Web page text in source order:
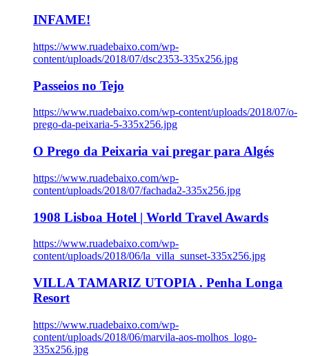
INFAME!
https://www.ruadebaixo.com/wp-
content/uploads/2018/07/dsc2353-335x256.jpg
Passeios no Tejo
https://www.ruadebaixo.com/wp-content/uploads/2018/07/o-
prego-da-peixaria-5-335x256.jpg
O Prego da Peixaria vai pregar para Algés
https://www.ruadebaixo.com/wp-
content/uploads/2018/07/fachada2-335x256.jpg
1908 Lisboa Hotel | World Travel Awards
https://www.ruadebaixo.com/wp-
content/uploads/2018/06/la_villa_sunset-335x256.jpg
VILLA TAMARIZ UTOPIA . Penha Longa
Resort
https://www.ruadebaixo.com/wp-
content/uploads/2018/06/marvila-aos-molhos_logo-
335x256.jpg